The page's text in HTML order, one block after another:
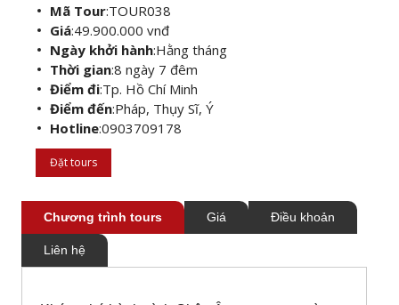
Mã Tour:TOUR038
Giá:49.900.000 vnđ
Ngày khởi hành:Hằng tháng
Thời gian:8 ngày 7 đêm
Điểm đi:Tp. Hồ Chí Minh
Điểm đến:Pháp, Thụy Sĩ, Ý
Hotline:0903709178
Đặt tours
Chương trình tours Giá Điều khoản
Liên hệ